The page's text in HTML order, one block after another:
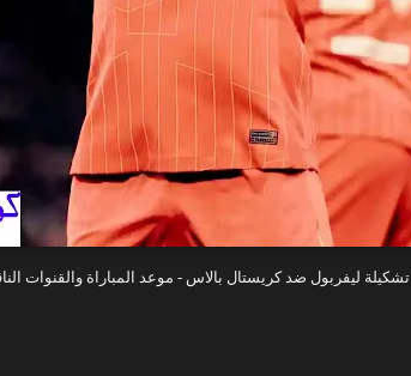
تشكيلة ليفربول ضد كريستال بالاس - موعد المباراة والقنوات